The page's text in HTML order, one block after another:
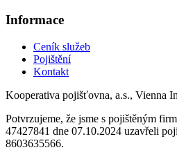
Informace
Ceník služeb
Pojištění
Kontakt
Kooperativa pojišťovna, a.s., Vienna
Potvrzujeme, že jsme s pojištěným
47427841 dne 07.10.2024 uzavřeli
8603635566.